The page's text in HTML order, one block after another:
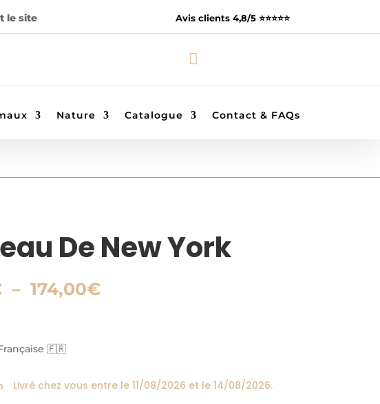
le site Avis clients 4,8/5 ⭐️⭐️⭐️⭐️⭐️

Nature Catalogue Contact & FAQs
De New York
– 174,00€Plage
🇫🇷
Livré chez vous entre le 11/08/2026 et le 14/08/2026.